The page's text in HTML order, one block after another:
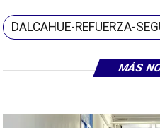
MÁS
DALCAHUE-REFUERZA-